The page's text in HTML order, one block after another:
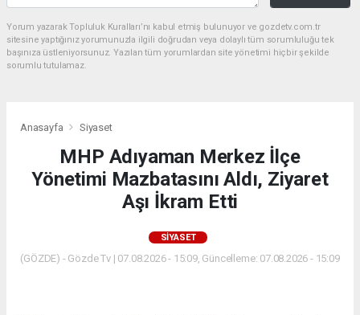
Yorum yazarak Topluluk Kuralları’nı kabul etmiş bulunuyor ve gozdetv.com.tr
sitesine yaptığınız yorumunuzla ilgili doğrudan veya dolaylı tüm sorumluluğu tek
başınıza üstleniyorsunuz. Yazılan tüm yorumlardan site yönetimi hiçbir şekilde
sorumlu tutulamaz.
Anasayfa Siyaset
MHP Adıyaman Merkez İlçe
Yönetimi Mazbatasını Aldı, Ziyaret
Aşı İkram Etti
SIYASET
(GÖZDE) - Gözde Tv | 07.08.2026 - 15:09, Güncelleme: 07.08.2026 - 15:09